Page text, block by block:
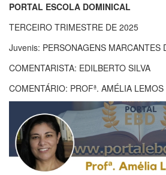
PORTAL ESCOLA DOMINICAL
TERCEIRO TRIMESTRE DE 2025
Juvenis: PERSONAGENS MARCANTES
COMENTARISTA: EDILBERTO SILVA
COMENTÁRIO: PROFª. AMÉLIA